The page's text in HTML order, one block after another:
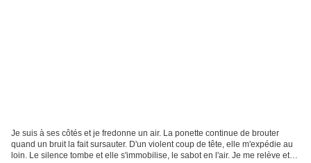
Je suis à ses côtés et je fredonne un air. La ponette continue de brouter
quand un bruit la fait sursauter. D'un violent coup de tête, elle m'expédie au
loin. Le silence tombe et elle s'immobilise, le sabot en l'air. Je me relève et